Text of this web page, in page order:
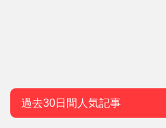
過去30日間人気記事